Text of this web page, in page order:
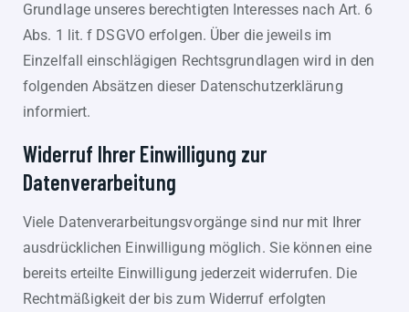
Grundlage unseres berechtigten Interesses nach Art. 6
Abs. 1 lit. f DSGVO erfolgen. Über die jeweils im
Einzelfall einschlägigen Rechtsgrundlagen wird in den
folgenden Absätzen dieser Datenschutzerklärung
informiert.
Widerruf Ihrer Einwilligung zur
Datenverarbeitung
Viele Datenverarbeitungsvorgänge sind nur mit Ihrer
ausdrücklichen Einwilligung möglich. Sie können eine
bereits erteilte Einwilligung jederzeit widerrufen. Die
Rechtmäßigkeit der bis zum Widerruf erfolgten